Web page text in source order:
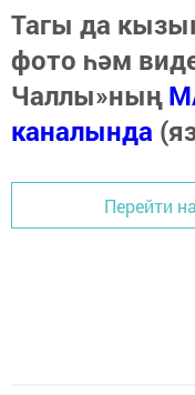
Тагы да
фото һәм
Чаллы»ның
каналында
Перейти